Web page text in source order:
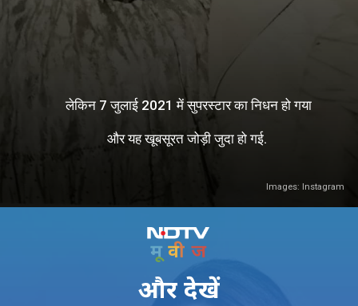
Images: Instagram
लेकिन 7 जुलाई 2021 में सुपरस्टार का निधन हो गया
और यह खूबसूरत जोड़ी जुदा हो गई.
और देखें